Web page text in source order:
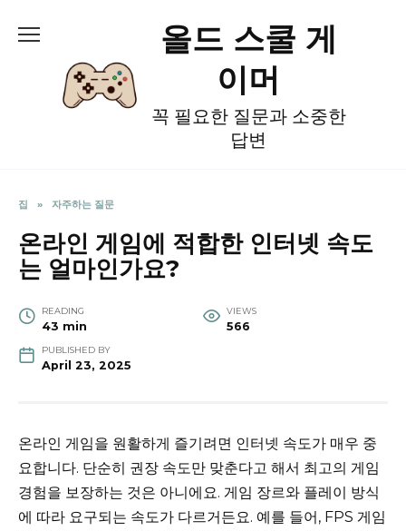
올드 스쿨 게
이머
꼭 필요한 질문과 소중한
답변
집 » 자주하는 질문
온라인 게임에 적합한 인터넷 속도
는 얼마인가요?
READING
43 min
VIEWS
566
PUBLISHED BY
April 23, 2025
온라인 게임을 원활하게 즐기려면 인터넷 속도가 매우 중
요합니다. 단순히 권장 속도만 맞춘다고 해서 최고의 게임
경험을 보장하는 것은 아니에요. 게임 장르와 플레이 방식
에 따라 요구되는 속도가 다르거든요. 예를 들어, FPS 게임